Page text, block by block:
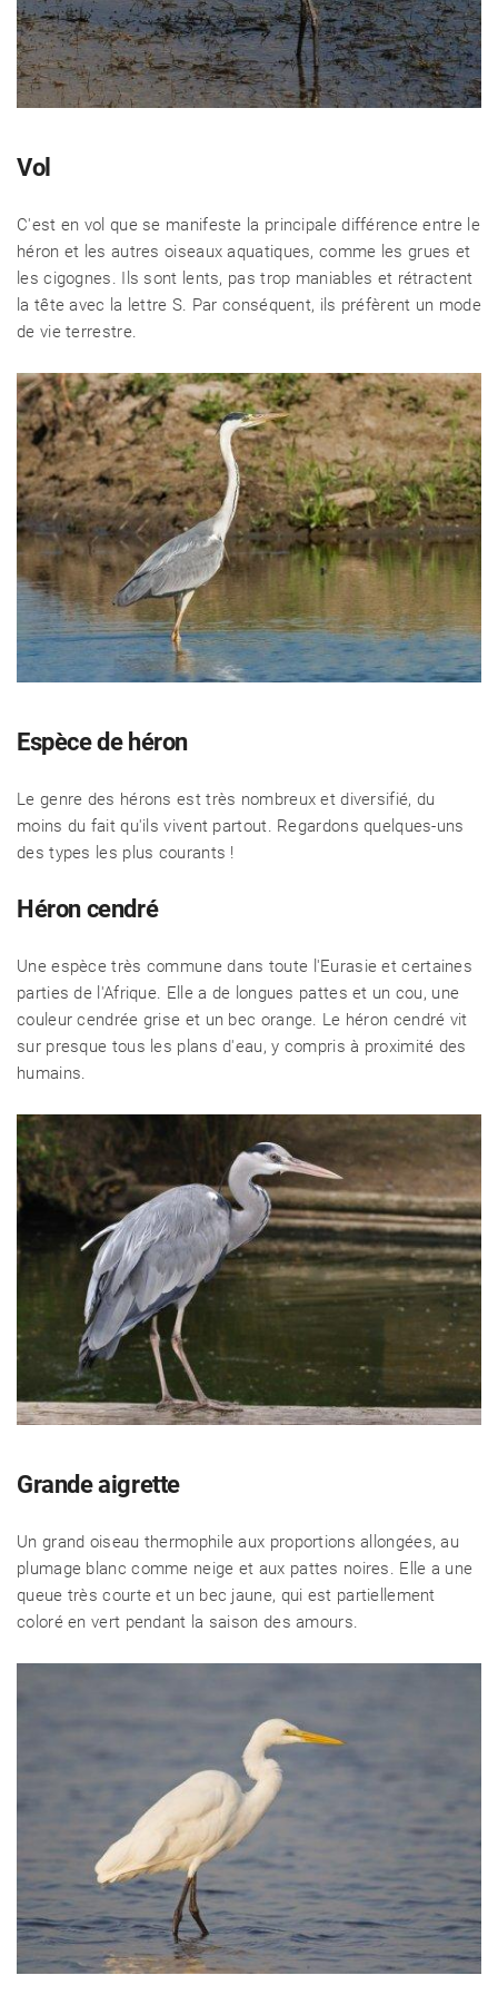
Vol
C'est en vol que se manifeste la principale différence entre le
héron et les autres oiseaux aquatiques, comme les grues et
les cigognes. Ils sont lents, pas trop maniables et rétractent
la tête avec la lettre S. Par conséquent, ils préfèrent un mode
de vie terrestre.
Espèce de héron
Le genre des hérons est très nombreux et diversifié, du
moins du fait qu'ils vivent partout. Regardons quelques-uns
des types les plus courants !
Héron cendré
Une espèce très commune dans toute l'Eurasie et certaines
parties de l'Afrique. Elle a de longues pattes et un cou, une
couleur cendrée grise et un bec orange. Le héron cendré vit
sur presque tous les plans d'eau, y compris à proximité des
humains.
Grande aigrette
Un grand oiseau thermophile aux proportions allongées, au
plumage blanc comme neige et aux pattes noires. Elle a une
queue très courte et un bec jaune, qui est partiellement
coloré en vert pendant la saison des amours.